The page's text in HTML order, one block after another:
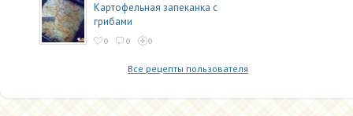
Картофельная запеканка с
грибами
0 0 0
Все рецепты пользователя